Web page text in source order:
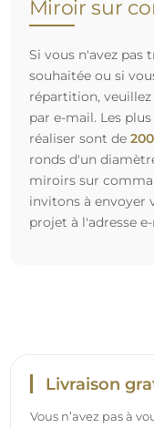
Livraison
Vous n’avez pas à
occupons de faire
commandé arrive
complètement
propre flotte de
pourquoi nous
en parfait état, sans
commandez un
compter sur une